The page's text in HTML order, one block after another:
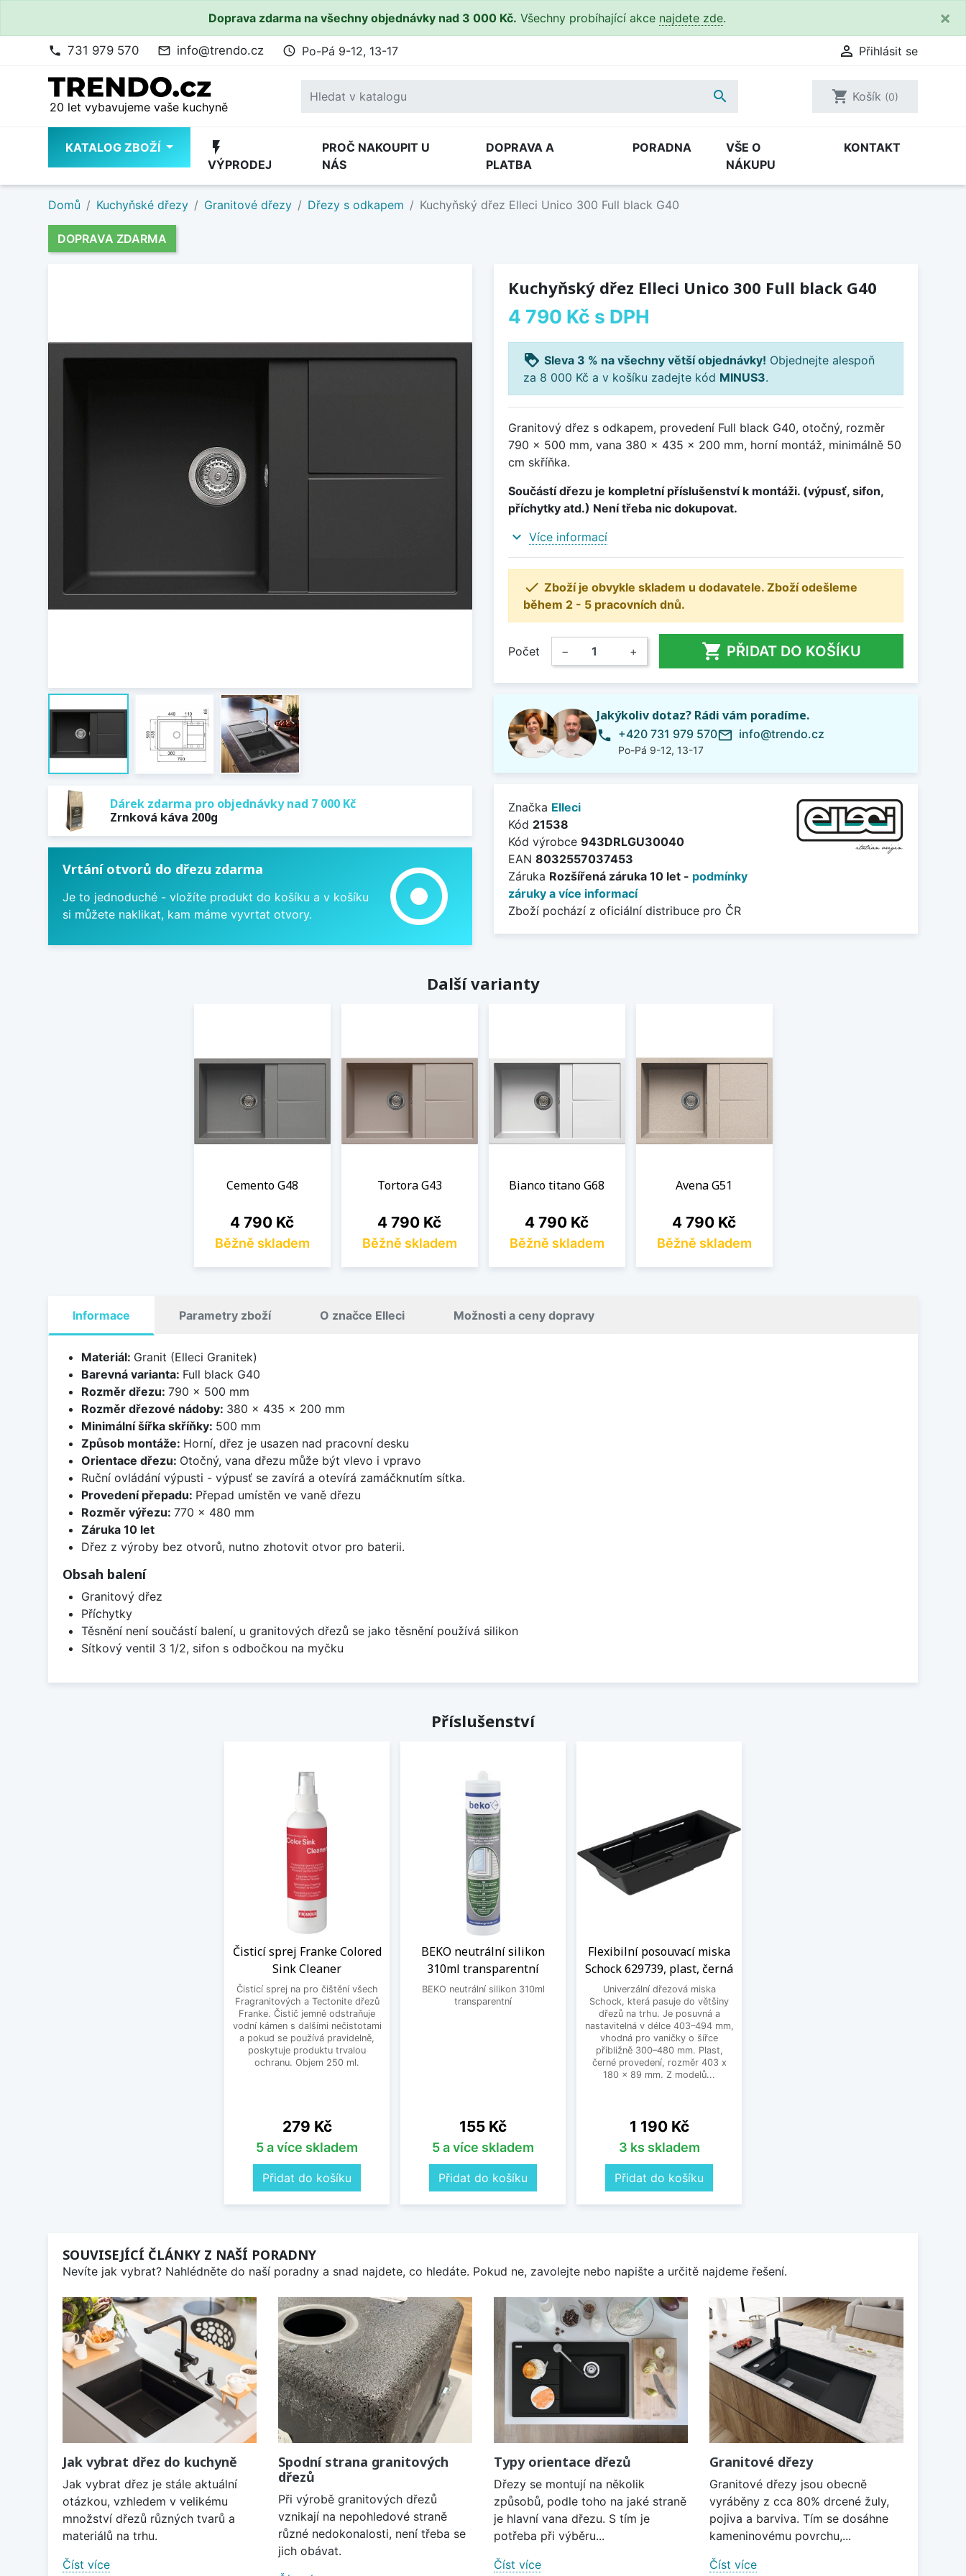
Doprava zdarma na všechny objednávky nad 3 000 Kč. Všechny probíhající akce najdete zde. ×
phone 731 979 570 mail_outline info@trendo.cz access_time Po-Pá 9-12, 13-17  Přihlásit se
20 let vybavujeme vaše kuchyně
 shopping_cart Košík (0)
KATALOG ZBOŽÍ flash_on
VÝPRODEJ
PROČ NAKOUPIT U
NÁS
DOPRAVA A
PLATBA
PORADNA
VŠE O
NÁKUPU
KONTAKT
Domů Kuchyňské dřezy Granitové dřezy Dřezy s odkapem Kuchyňský dřez Elleci Unico 300 Full black G40
DOPRAVA ZDARMA
Dárek zdarma pro objednávky nad 7 000 Kč
Zrnková káva 200g
Vrtání otvorů do dřezu zdarma
Je to jednoduché - vložíte produkt do košíku a v košíku
si můžete naklikat, kam máme vyvrtat otvory.
adjust
Kuchyňský dřez Elleci Unico 300 Full black G40
4 790 Kč s DPH
loyalty Sleva 3 % na všechny větší objednávky! Objednejte alespoň
za 8 000 Kč a v košíku zadejte kód MINUS3.
Granitový dřez s odkapem, provedení Full black G40, otočný, rozměr
790 x 500 mm, vana 380 x 435 x 200 mm, horní montáž, minimálně 50
cm skříňka.
Součástí dřezu je kompletní příslušenství k montáži. (výpusť, sifon,
příchytky atd.) Není třeba nic dokupovat.
expand_more Více informací
 Zboží je obvykle skladem u dodavatele. Zboží odešleme
během 2 - 5 pracovních dnů.
Počet − +  PŘIDAT DO KOŠÍKU
Jakýkoliv dotaz? Rádi vám poradíme.
phone +420 731 979 570
Po-Pá 9-12, 13-17
mail_outline info@trendo.cz
Značka Elleci
Kód 21538
Kód výrobce 943DRLGU30040
EAN 8032557037453
Záruka Rozšířená záruka 10 let - podmínky
záruky a více informací
Zboží pochází z oficiální distribuce pro ČR
Další varianty
Cemento G48
Cena
4 790 Kč
Běžně skladem
Tortora G43
Cena
4 790 Kč
Běžně skladem
Bianco titano G68
Cena
4 790 Kč
Běžně skladem
Avena G51
Cena
4 790 Kč
Běžně skladem
Informace Parametry zboží O značce Elleci Možnosti a ceny dopravy
Materiál: Granit (Elleci Granitek)
Barevná varianta: Full black G40
Rozměr dřezu: 790 x 500 mm
Rozměr dřezové nádoby: 380 x 435 x 200 mm
Minimální šířka skříňky: 500 mm
Způsob montáže: Horní, dřez je usazen nad pracovní desku
Orientace dřezu: Otočný, vana dřezu může být vlevo i vpravo
Ruční ovládání výpusti - výpusť se zavírá a otevírá zamáčknutím sítka.
Provedení přepadu: Přepad umístěn ve vaně dřezu
Rozměr výřezu: 770 x 480 mm
Záruka 10 let
Dřez z výroby bez otvorů, nutno zhotovit otvor pro baterii.
Obsah balení
Granitový dřez
Příchytky
Těsnění není součástí balení, u granitových dřezů se jako těsnění používá silikon
Sítkový ventil 3 1/2, sifon s odbočkou na myčku
Příslušenství
Čisticí sprej Franke Colored
Sink Cleaner
Čisticí sprej na pro čištění všech
Fragranitových a Tectonite dřezů
Franke. Čistič jemně odstraňuje
vodní kámen s dalšími nečistotami
a pokud se používá pravidelně,
poskytuje produktu trvalou
ochranu. Objem 250 ml.
Cena
279 Kč
5 a více skladem
Přidat do košíku
BEKO neutrální silikon
310ml transparentní
BEKO neutrální silikon 310ml
transparentní
Cena
155 Kč
5 a více skladem
Přidat do košíku
Flexibilní posouvací miska
Schock 629739, plast, černá
Univerzální dřezová miska
Schock, která pasuje do většiny
dřezů na trhu. Je posuvná a
nastavitelná v délce 403–494 mm,
vhodná pro vaničky o šířce
přibližně 300–480 mm. Plast,
černé provedení, rozměr 403 x
180 x 89 mm. Z modelů...
Cena
1 190 Kč
3 ks skladem
Přidat do košíku
SOUVISEJÍCÍ ČLÁNKY Z NAŠÍ PORADNY
Nevíte jak vybrat? Nahlédněte do naší poradny a snad najdete, co hledáte. Pokud ne, zavolejte nebo napište a určitě najdeme řešení.
Jak vybrat dřez do kuchyně
Jak vybrat dřez je stále aktuální
otázkou, vzhledem v velikému
množství dřezů různých tvarů a
materiálů na trhu.
Číst více
Spodní strana granitových
dřezů
Při výrobě granitových dřezů
vznikají na nepohledové straně
různé nedokonalosti, není třeba se
jich obávat.
Typy orientace dřezů
Dřezy se montují na několik
způsobů, podle toho na jaké straně
je hlavní vana dřezu. S tím je
potřeba při výběru...
Číst více
Granitové dřezy
Granitové dřezy jsou obecně
vyráběny z cca 80% drcené žuly,
pojiva a barviva. Tím se dosáhne
kameninovému povrchu,...
Číst více